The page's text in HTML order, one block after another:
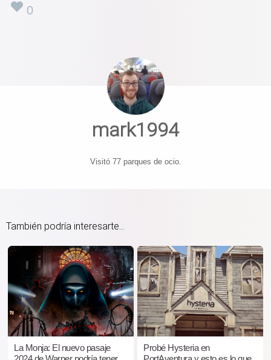
0
mark1994
Visitó 77 parques de ocio.
También podría interesarte...
La Monja: El nuevo pasaje
Probé Hysteria en